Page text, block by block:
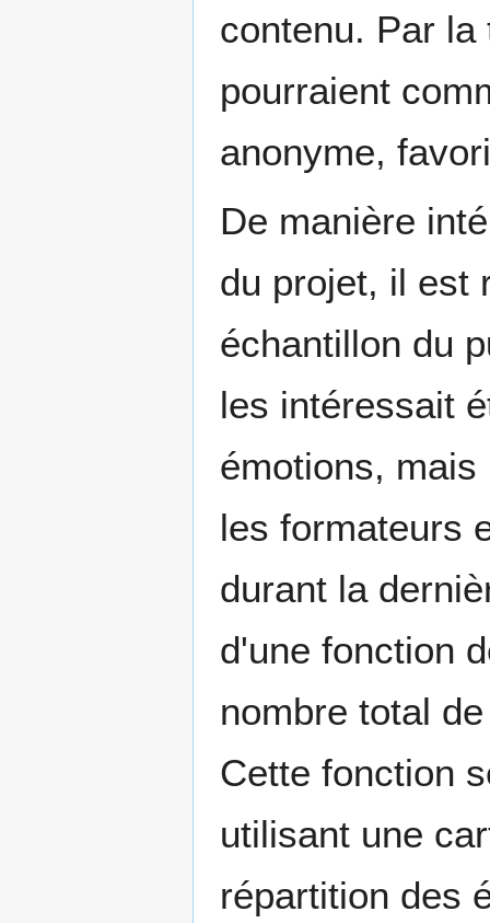
contenu. Par
pourraient
anonyme,
De manière
du projet, il est
échantillon du
les intéressait
émotions,
les formateurs
durant la
d'une fonction
nombre total
Cette fonction
utilisant une
répartition des